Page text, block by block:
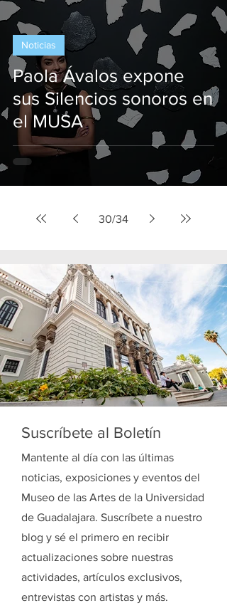
Paola Ávalos expone
sus Silencios sonoros en
el MUSA
Noticias
30/34
Suscríbete al Boletín
Mantente al día con las últimas
noticias, exposiciones y eventos del
Museo de las Artes de la Universidad
de Guadalajara. Suscríbete a nuestro
blog y sé el primero en recibir
actualizaciones sobre nuestras
actividades, artículos exclusivos,
entrevistas con artistas y más.